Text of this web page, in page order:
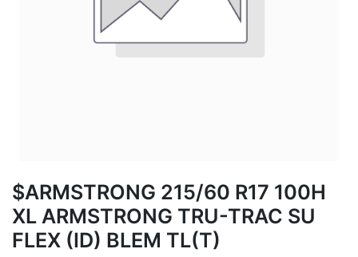
$ARMSTRONG 215/60 R17 100H
XL ARMSTRONG TRU-TRAC SU
FLEX (ID) BLEM TL(T)